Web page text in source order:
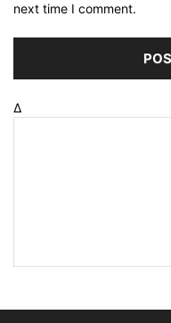
next time I comment.
Δ